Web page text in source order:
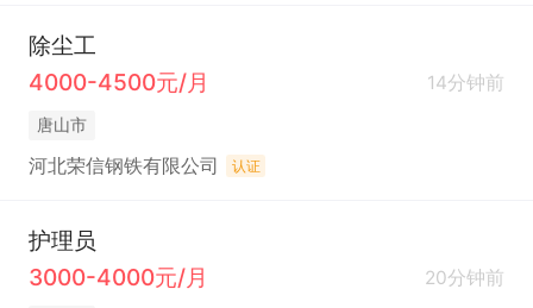
除尘工
4000-4500元/月
14分钟前
唐山市
河北荣信钢铁有限公司 认证
护理员
3000-4000元/月
20分钟前